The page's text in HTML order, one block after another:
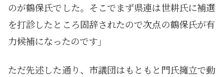
のが鶴保氏でした。そこでまず県連は世耕氏に補選
を打診したところ固辞されたので次点の鶴保氏が有
力候補になったのです」
ただ先述した通り、市議団はもともと門氏擁立で動